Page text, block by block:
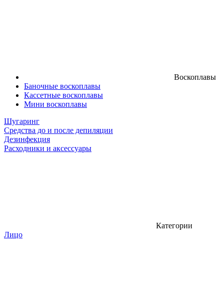
Воскоплавы
Баночные воскоплавы
Кассетные воскоплавы
Мини воскоплавы
Шугаринг
Средства до и после депиляции
Дезинфекция
Расходники и аксессуары
Категории
Лицо